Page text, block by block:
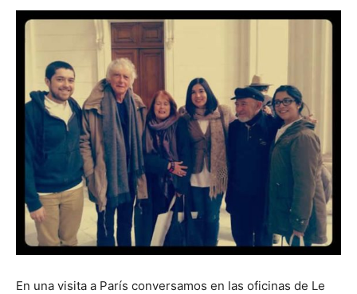
En una visita a París conversamos en las oficinas de Le